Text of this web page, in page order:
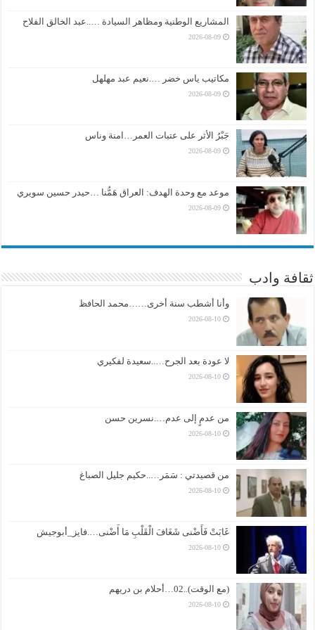
المشاريع الوطنية ومظاهر السيادة …..عبد الخالق الفلاح
2026-08-09
مكاتيب ياس خضر ….نعيم عبد مهلهل
2026-08-09
جَبْرُ الأثر على عتبات العمر…امنة وناس
2026-08-09
موعد مع وحدة الهدف: العراق هَمُّنا …حيدر حسين سويري
2026-08-09
ثقافة وادب
وأنا أشطب سنة أخرى……محمد الحافظ
2026-08-10
لا عودة بعد الجرح…..سعيدة لفكيري
2026-08-10
من عدمٍ إلى عدم….نسرين حسن
2026-08-10
من قصيدتي : سَمَر…..حكيم جليل الصباغ
2026-08-10
غَابَتْ فَأَضْنى شَغَافَ الْقَلْبِ مَا أَضْنى….فايز_أبوجيش
2026-08-10
(مع الوقت)..02…أحلام بن دريهم
2026-08-10